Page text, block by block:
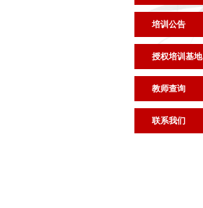
培训公告
授权培训基地
教师查询
联系我们